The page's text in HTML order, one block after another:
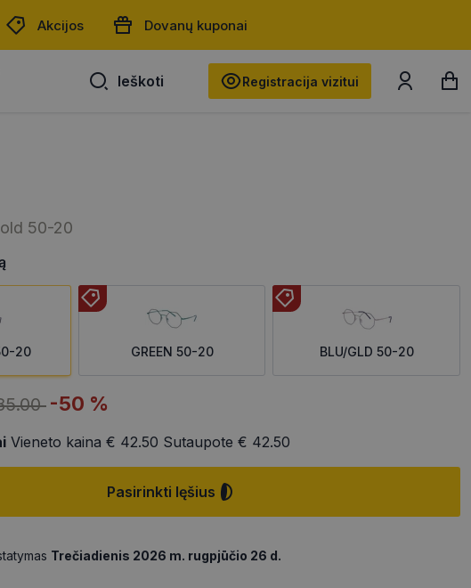
Akcijos Dovanų kuponai
Ieškoti
Ieškoti
Registracija vizitui
50-20
20 GREEN 50-20 BLU/GLD 50-20
-50 %
Vieneto kaina € 42.50 Sutaupote € 42.50
Pasirinkti lęšius
Trečiadienis 2026 m. rugpjūčio 26 d.